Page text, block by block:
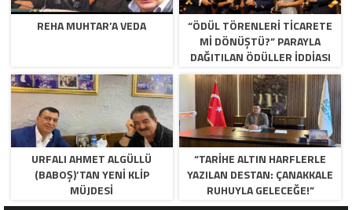
REHA MUHTAR’A VEDA
“ÖDÜL TÖRENLERİ TİCARETE
Mİ DÖNÜŞTÜ?” PARAYLA
DAĞITILAN ÖDÜLLER IDDIASI
GÜNDEMDE!
URFALI AHMET ALGÜLLÜ
(BABOŞ)’TAN YENI KLIP
MÜJDESI
“TARIHE ALTIN HARFLERLE
YAZILAN DESTAN: ÇANAKKALE
RUHUYLA GELECEĞE!”